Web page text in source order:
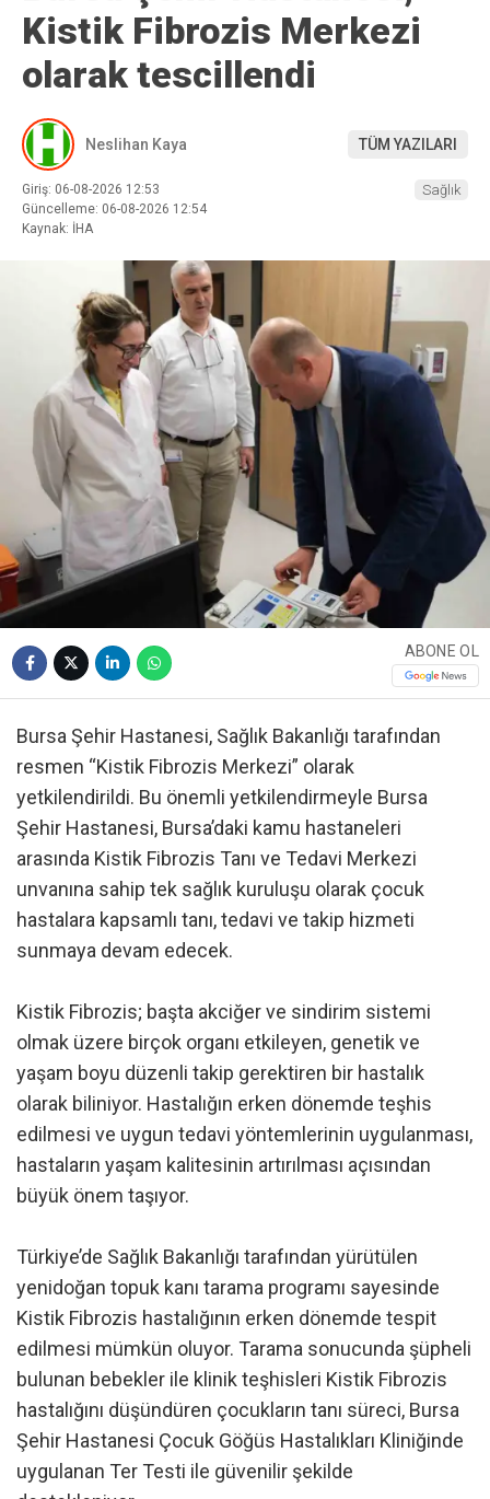
Kistik Fibrozis Merkezi
olarak tescillendi
Neslihan Kaya TÜM YAZILARI
Giriş: 06-08-2026 12:53
Güncelleme: 06-08-2026 12:54
Kaynak: İHA
Sağlık
ABONE OL
Bursa Şehir Hastanesi, Sağlık Bakanlığı tarafından
resmen “Kistik Fibrozis Merkezi” olarak
yetkilendirildi. Bu önemli yetkilendirmeyle Bursa
Şehir Hastanesi, Bursa’daki kamu hastaneleri
arasında Kistik Fibrozis Tanı ve Tedavi Merkezi
unvanına sahip tek sağlık kuruluşu olarak çocuk
hastalara kapsamlı tanı, tedavi ve takip hizmeti
sunmaya devam edecek.
Kistik Fibrozis; başta akciğer ve sindirim sistemi
olmak üzere birçok organı etkileyen, genetik ve
yaşam boyu düzenli takip gerektiren bir hastalık
olarak biliniyor. Hastalığın erken dönemde teşhis
edilmesi ve uygun tedavi yöntemlerinin uygulanması,
hastaların yaşam kalitesinin artırılması açısından
büyük önem taşıyor.
Türkiye’de Sağlık Bakanlığı tarafından yürütülen
yenidoğan topuk kanı tarama programı sayesinde
Kistik Fibrozis hastalığının erken dönemde tespit
edilmesi mümkün oluyor. Tarama sonucunda şüpheli
bulunan bebekler ile klinik teşhisleri Kistik Fibrozis
hastalığını düşündüren çocukların tanı süreci, Bursa
Şehir Hastanesi Çocuk Göğüs Hastalıkları Kliniğinde
uygulanan Ter Testi ile güvenilir şekilde